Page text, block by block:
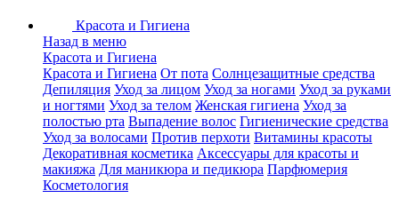
Красота и Гигиена
Назад в меню
Красота и Гигиена
Красота и Гигиена От пота Солнцезащитные средства
Депиляция Уход за лицом Уход за ногами Уход за руками
и ногтями Уход за телом Женская гигиена Уход за
полостью рта Выпадение волос Гигиенические средства
Уход за волосами Против перхоти Витамины красоты
Декоративная косметика Аксессуары для красоты и
макияжа Для маникюра и педикюра Парфюмерия
Косметология